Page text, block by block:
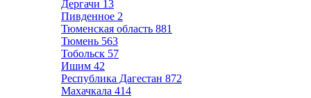
Дергачи 13
Пивденное 2
Тюменская область 881
Тюмень 563
Тобольск 57
Ишим 42
Республика Дагестан 872
Махачкала 414